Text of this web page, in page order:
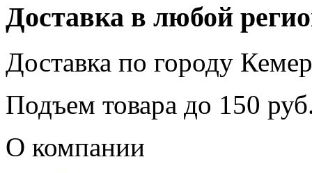
Доставка в любой
Доставка по городу
Подъем товара до 150
О компании